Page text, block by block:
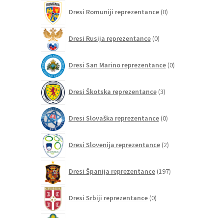
Dresi Romuniji reprezentance 0izdelkov
Dresi Rusija reprezentance 0izdelkov
Dresi San Marino reprezentance 0izdelkov
Dresi Škotska reprezentance 3izdelki
Dresi Slovaška reprezentance 0izdelkov
Dresi Slovenija reprezentance 2izdelka
Dresi Španija reprezentance 197izdelkov
Dresi Srbiji reprezentance 0izdelkov